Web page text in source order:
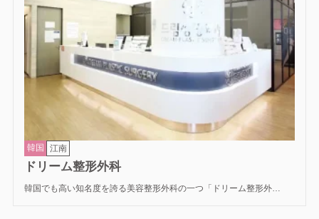
ケアプログラムが充実。 乳輪周りのカラー施術も得意としているた
め、見た目やデザイン重視の人にもおすすめです。
韓国 江南
ドリーム整形外科
韓国でも高い知名度を誇る美容整形外科の一つ「ドリーム整形外